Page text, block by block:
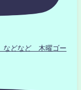
などなど 木曜ゴー